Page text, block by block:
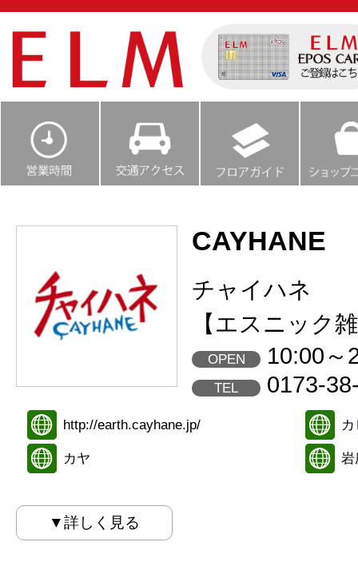
CAYHANE
チャイハネ
【エスニック
OPEN 10:00～
TEL 0173-
http://earth.cayhane.jp/
カヤ 岩
▼詳しく見る